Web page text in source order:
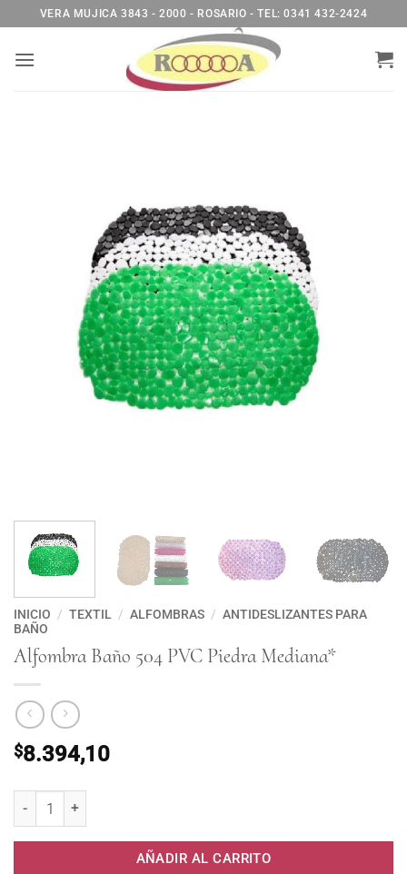
al
contenido
VERA MUJICA 3843 - 2000 - ROSARIO - TEL: 0341 432-2424
INICIO / TEXTIL / ALFOMBRAS / ANTIDESLIZANTES PARA
BAÑO
Alfombra Baño 504 PVC Piedra Mediana*
$8.394,10
AÑADIR AL CARRITO